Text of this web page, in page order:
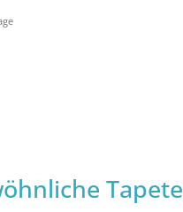
Tapete